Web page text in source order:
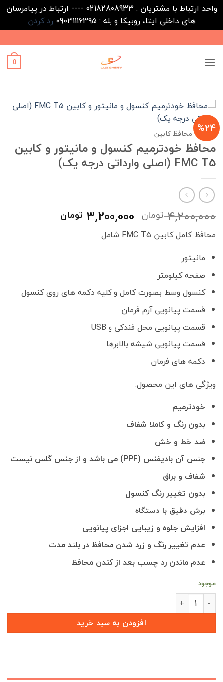
واحد ارتباط با مشتریان : 02182808933 ---- ارتباط در پیامرسان
های داخلی ایتا، روبیکا و بله : 09031116395
رد کردن
to
content
0
%24
خانه / محافظ کابین
محافظ خودترمیم کنسول و مانیتور و کابین
FMC T5 (اصلی وارداتی درجه یک)
4,200,000 تومان قیمت
اصلی
3,200,000 تومان
محافظ کامل کابین FMC T5 شامل
مانیتور
صفحه کیلومتر
کنسول وسط بصورت کامل و کلیه دکمه های روی کنسول
قسمت پیانویی آرم فرمان
قسمت پیانویی محل فندکی و USB
قسمت پیانویی شیشه بالابرها
دکمه های فرمان
ویژگی های این محصول:
خودترمیم
بدون رنگ و کاملا شفاف
ضد خط و خش
جنس آن بادیفنس (PPF) می باشد و از جنس گلس نیست
شفاف و براق
بدون تغییر رنگ کنسول
برش دقیق با دستگاه
افزایش جلوه و زیبایی اجزای پیانویی
عدم تغییر رنگ و زرد شدن محافظ در بلند مدت
عدم ماندن رد چسب بعد از کندن محافظ
موجود
محافظ خودترمیم کنسول و مانیتور و کابین FMC T5 (اصلی وارداتی درجه یک) عدد
افزودن به سبد خرید